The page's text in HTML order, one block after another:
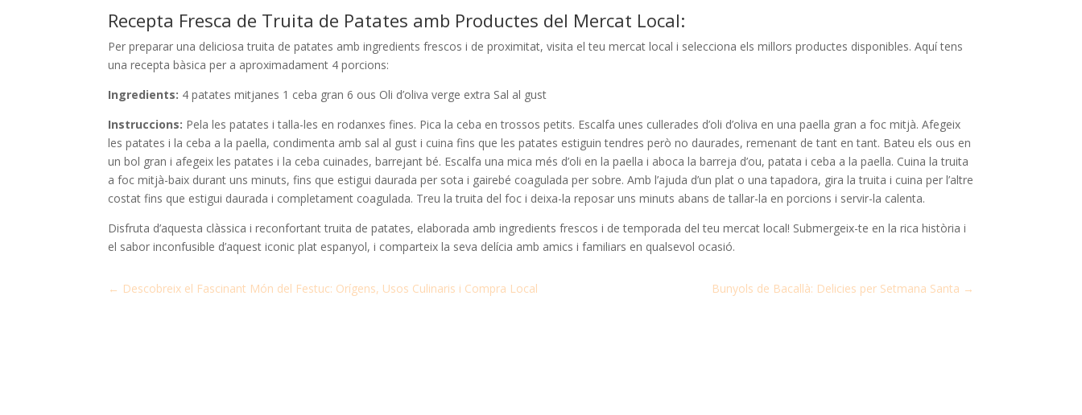
Recepta Fresca de Truita de Patates amb Productes del Mercat Local:
Per preparar una deliciosa truita de patates amb ingredients frescos i de proximitat, visita el teu mercat local i selecciona els millors productes disponibles. Aquí tens
una recepta bàsica per a aproximadament 4 porcions:
Ingredients: 4 patates mitjanes 1 ceba gran 6 ous Oli d’oliva verge extra Sal al gust
Instruccions: Pela les patates i talla-les en rodanxes fines. Pica la ceba en trossos petits. Escalfa unes cullerades d’oli d’oliva en una paella gran a foc mitjà. Afegeix
les patates i la ceba a la paella, condimenta amb sal al gust i cuina fins que les patates estiguin tendres però no daurades, remenant de tant en tant. Bateu els ous en
un bol gran i afegeix les patates i la ceba cuinades, barrejant bé. Escalfa una mica més d’oli en la paella i aboca la barreja d’ou, patata i ceba a la paella. Cuina la truita
a foc mitjà-baix durant uns minuts, fins que estigui daurada per sota i gairebé coagulada per sobre. Amb l’ajuda d’un plat o una tapadora, gira la truita i cuina per l’altre
costat fins que estigui daurada i completament coagulada. Treu la truita del foc i deixa-la reposar uns minuts abans de tallar-la en porcions i servir-la calenta.
Disfruta d’aquesta clàssica i reconfortant truita de patates, elaborada amb ingredients frescos i de temporada del teu mercat local! Submergeix-te en la rica història i
el sabor inconfusible d’aquest iconic plat espanyol, i comparteix la seva delícia amb amics i familiars en qualsevol ocasió.
← Descobreix el Fascinant Món del Festuc: Orígens, Usos Culinaris i Compra Local Bunyols de Bacallà: Delicies per Setmana Santa →